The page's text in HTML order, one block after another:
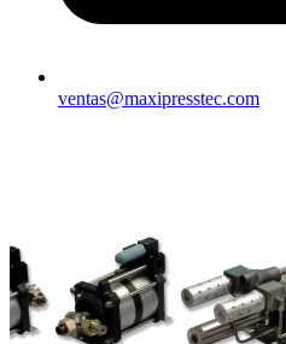
ventas@maxipresstec.com